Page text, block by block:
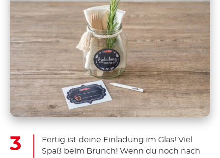
Fertig ist deine Einladung im Glas! Viel
Spaß beim Brunch! Wenn du noch nach